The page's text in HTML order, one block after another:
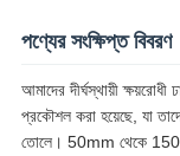
গোপনীয়তা
নীতি
পণ্যের সংক্ষিপ্ত বিবরণ
আমাদের দীর্ঘস্থায়ী
প্রকৌশল করা হয়েছে, যা
তোলে। 50mm থেকে